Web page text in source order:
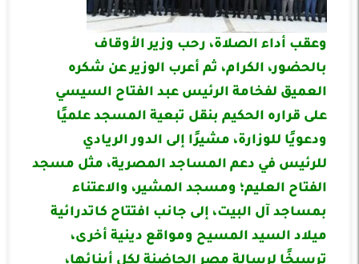
وعقب أداء الصلاة، رحب وزير الأوقاف
بالحضور، الكرام، ثم أعرب الوزير عن شكره
العميق لفخامة الرئيس عبد الفتاح السيسي
على قراره الحكيم بنقل تبعية المسجد علميًا
ودعويًا للوزارة، مشيرًا إلى الدور الريادي
للرئيس في دعم المساجد المصرية، مثل مسجد
الفتاح العليم؛ ومسجد المشير، والاعتناء
بمساجد آل البيت، إلى جانب افتتاح كاتدرائية
ميلاد السيد المسيح ومواقع دينية أخرى،
ترسيخًا لرسالة مصر الحاضنة لكل أبنائها،